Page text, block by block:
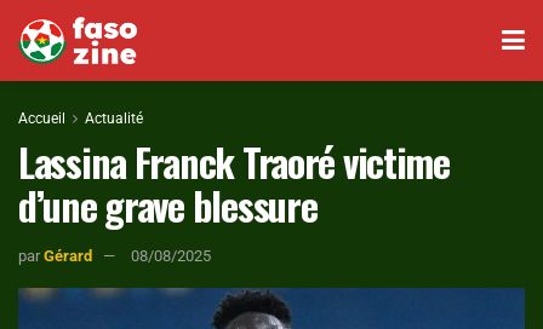
Accueil Actualité
Lassina Franck Traoré victime
d’une grave blessure
par Gérard 08/08/2025